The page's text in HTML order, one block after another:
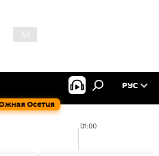
Осетия
РУС
01:00